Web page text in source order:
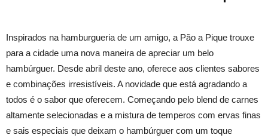
Inspirados na hamburgueria de um amigo, a Pão a Pique trouxe
para a cidade uma nova maneira de apreciar um belo
hambúrguer. Desde abril deste ano, oferece aos clientes sabores
e combinações irresistíveis. A novidade que está agradando a
todos é o sabor que oferecem. Começando pelo blend de carnes
altamente selecionadas e a mistura de temperos com ervas finas
e sais especiais que deixam o hambúrguer com um toque